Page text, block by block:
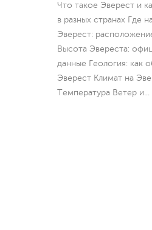
Что такое Эверест и
в разных странах Где
Эверест:
Высота Эвереста:
данные Геология: как
Эверест Климат на
Температура Ветер и...